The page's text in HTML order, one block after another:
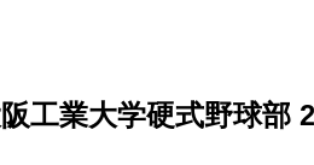
工業大学硬式野球部